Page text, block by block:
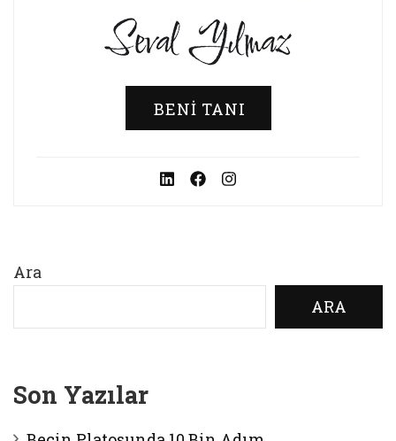
BENI TANI
Ara
ARA
Son Yazılar